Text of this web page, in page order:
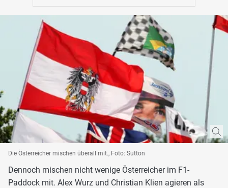
Die Österreicher mischen überall mit., Foto: Sutton
Dennoch mischen nicht wenige Österreicher im F1-
Paddock mit. Alex Wurz und Christian Klien agieren als